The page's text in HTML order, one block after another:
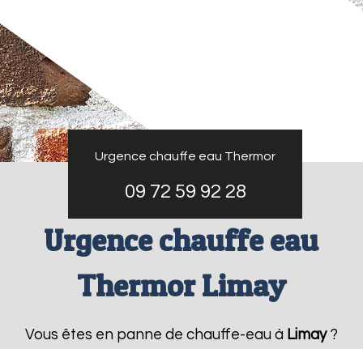
Urgence chauffe eau Thermor
09 72 59 92 28
Urgence chauffe eau
Thermor Limay
Vous êtes en panne de chauffe-eau à Limay?